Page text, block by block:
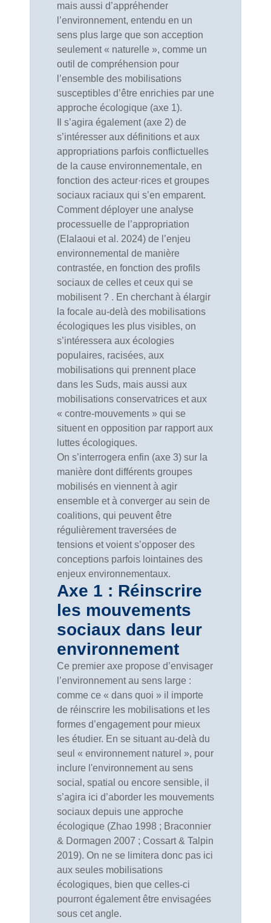
mais aussi d’appréhender
l’environnement, entendu en un
sens plus large que son acception
seulement « naturelle », comme un
outil de compréhension pour
l’ensemble des mobilisations
susceptibles d’être enrichies par une
approche écologique (axe 1).
Il s’agira également (axe 2) de
s’intéresser aux définitions et aux
appropriations parfois conflictuelles
de la cause environnementale, en
fonction des acteur·rices et groupes
sociaux raciaux qui s’en emparent.
Commentdéployer une analyse
processuelle de l’appropriation
(Elalaoui et al. 2024) de l’enjeu
environnemental de manière
contrastée, en fonction des profils
sociaux de celles et ceux qui se
mobilisent ? . En cherchant à élargir
la focale au-delà des mobilisations
écologiques les plus visibles, on
s’intéressera aux écologies
populaires, racisées, aux
mobilisations qui prennent place
dans les Suds, mais aussi aux
mobilisations conservatrices et aux
« contre-mouvements » qui se
situent en opposition par rapport aux
luttes écologiques.
On s’interrogera enfin (axe 3) sur la
manière dont différents groupes
mobilisés en viennent à agir
ensemble et à converger au sein de
coalitions, qui peuvent être
régulièrement traversées de
tensions et voient s’opposer des
conceptions parfois lointaines des
enjeux environnementaux.
Axe 1 : Réinscrire
les mouvements
sociaux dans leur
environnement
Ce premier axe propose d’envisager
l’environnement au sens large :
comme ce « dans quoi » il importe
de réinscrire les mobilisations et les
formes d’engagement pour mieux
les étudier. En se situant au-delà du
seul « environnement naturel », pour
inclure l'environnement au sens
social, spatial ou encore sensible, il
s’agira ici d’aborder les mouvements
sociaux depuis une approche
écologique (Zhao 1998 ; Braconnier
& Dormagen 2007 ; Cossart & Talpin
2019). On ne se limitera donc pas ici
aux seules mobilisations
écologiques, bien que celles-ci
pourront également être envisagées
sous cet angle.